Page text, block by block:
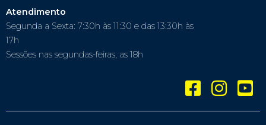
Atendimento
Segunda a Sexta: 7:30h às 11:30 e das 13:30h às
17h
Sessões nas segundas-feiras, as 18h